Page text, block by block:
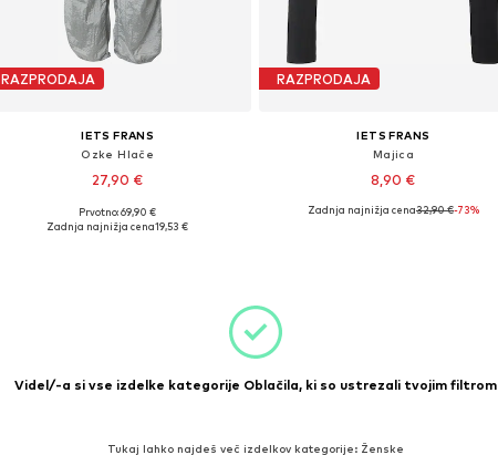
RAZPRODAJA
IETS FRANS
Ozke Hlače
27,90 €
Razpoložljive velikosti: 40
Prvotno: 69,90 €
Zadnja najnižja cena19,53 €
RAZPRODAJA
IETS FRANS
Majica
8,90 €
Razpoložljive velikosti: S
Zadnja najnižja cena32,90 €-73%
Videl/-a si vse izdelke kategorije Oblačila, ki so ustrezali tvojim filtrom
Tukaj lahko najdeš več izdelkov kategorije: Ženske